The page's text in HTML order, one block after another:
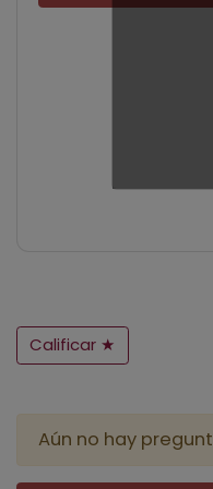
Calificar ★
Aún no hay